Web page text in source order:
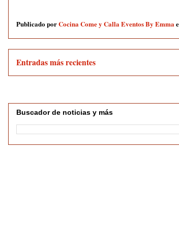
Publicado porCocina Come y Calla Eventos By Emma
Entradas más recientes
Buscador de noticias y más